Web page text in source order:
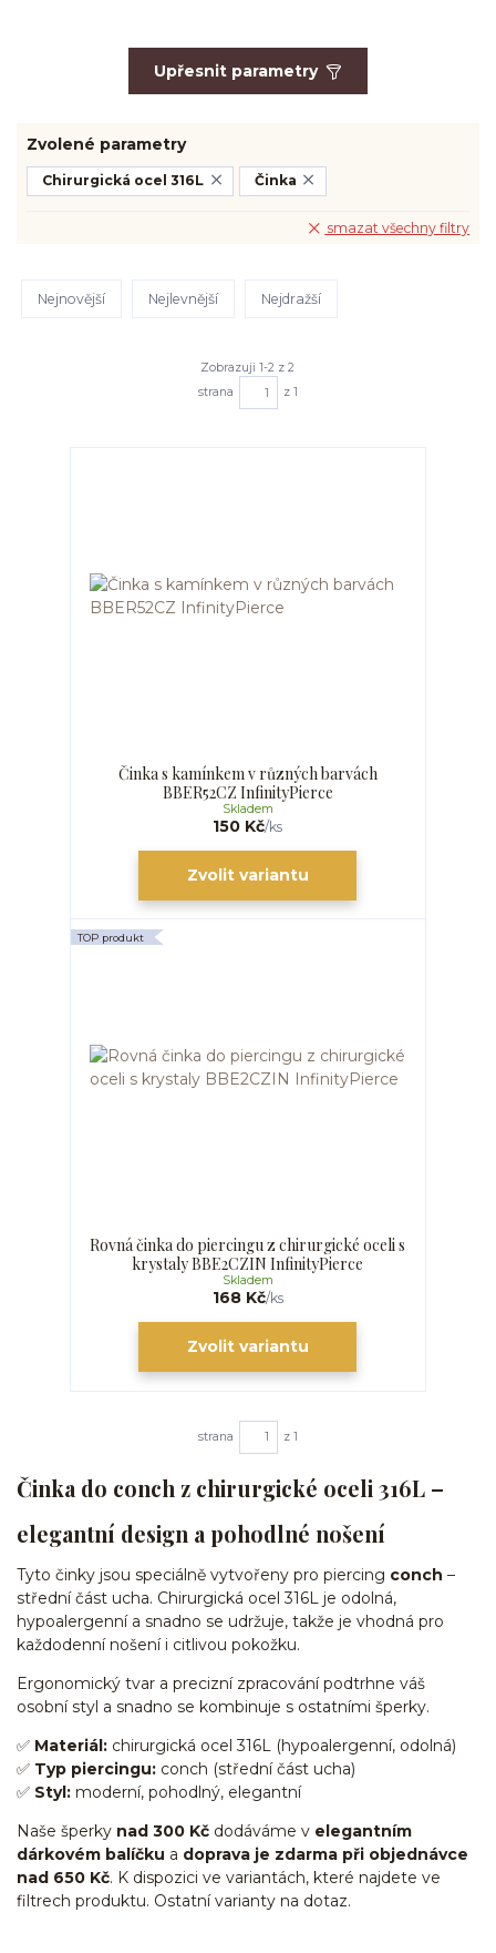
Upřesnit parametry
Zvolené parametry
Chirurgická ocel 316L Činka
smazat všechny filtry
Nejnovější Nejlevnější Nejdražší
Zobrazuji 1-2 z 2
strana
z 1
Činka s kamínkem v různých barvách
BBER52CZ InfinityPierce
150 Kč/ks
Skladem
Zvolit variantu
TOP produkt
Rovná činka do piercingu z chirurgické oceli s
krystaly BBE2CZIN InfinityPierce
168 Kč/ks
Skladem
Zvolit variantu
strana z 1
Činka do conch z chirurgické oceli 316L –
elegantní design a pohodlné nošení
Tyto činky jsou speciálně vytvořeny pro piercing conch –
střední část ucha. Chirurgická ocel 316L je odolná,
hypoalergenní a snadno se udržuje, takže je vhodná pro
každodenní nošení i citlivou pokožku.
Ergonomický tvar a precizní zpracování podtrhne váš
osobní styl a snadno se kombinuje s ostatními šperky.
✅ Materiál: chirurgická ocel 316L (hypoalergenní, odolná)
✅ Typ piercingu: conch (střední část ucha)
✅ Styl: moderní, pohodlný, elegantní
Naše šperky nad 300 Kč dodáváme v elegantním
dárkovém balíčku a doprava je zdarma při objednávce
nad 650 Kč. K dispozici ve variantách, které najdete ve
filtrech produktu. Ostatní varianty na dotaz.